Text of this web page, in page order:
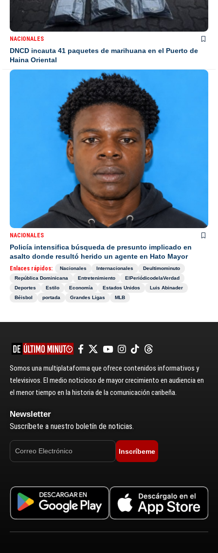
NACIONALES
DNCD incauta 41 paquetes de marihuana en el Puerto de
Haina Oriental
NACIONALES
Policía intensifica búsqueda de presunto implicado en
asalto donde resultó herido un agente en Hato Mayor
Enlaces rápidos: Nacionales Internacionales
Deultimominuto
República Dominicana
Entretenimiento
ElPeriódicodelaVerdad
Deportes
Estilo Economía Estados Unidos
Luis Abinader
Béisbol
portada Grandes Ligas MLB
Somos una multiplataforma que ofrece contenidos informativos y
televisivos. El medio noticioso de mayor crecimiento en audiencia en
el menor tiempo en la historia de la comunicación caribeña.
Newsletter
Suscríbete a nuestro boletín de noticias.
Inscríbeme